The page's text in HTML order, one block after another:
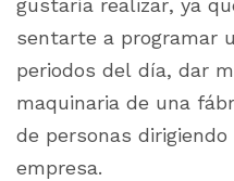
gustaría realizar, ya
sentarte a programar
periodos del día, dar
maquinaria de una
de personas
empresa.